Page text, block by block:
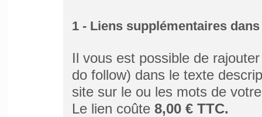
1 - Liens supplémentaires
Il vous est possible de
do follow) dans le texte
site sur le ou les mots de
Le lien coûte 8,00 € TTC.